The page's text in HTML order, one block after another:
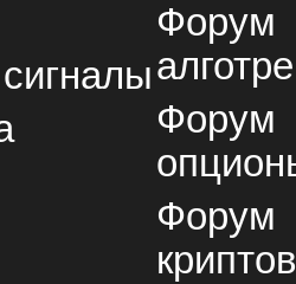
Форум
Форум
Форум